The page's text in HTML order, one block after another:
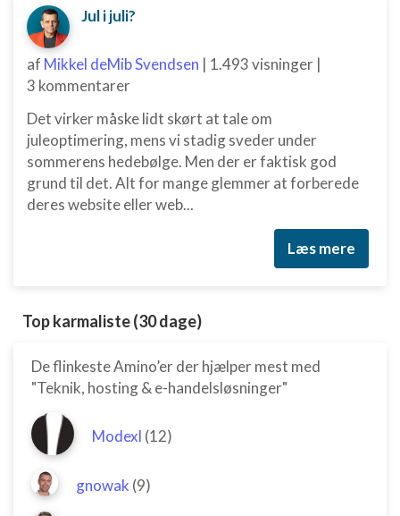
Jul i juli?
af Mikkel deMib Svendsen | 1.493 visninger |
3 kommentarer
Det virker måske lidt skørt at tale om
juleoptimering, mens vi stadig sveder under
sommerens hedebølge. Men der er faktisk god
grund til det. Alt for mange glemmer at forberede
deres website eller web...
Læs mere
Top karmaliste (30 dage)
De flinkeste Amino’er der hjælper mest med
"Teknik, hosting & e-handelsløsninger"
Modexl (12)
gnowak (9)